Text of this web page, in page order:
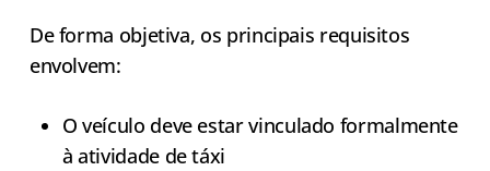
De forma objetiva, os principais requisitos
envolvem:
O veículo deve estar vinculado formalmente
à atividade de táxi